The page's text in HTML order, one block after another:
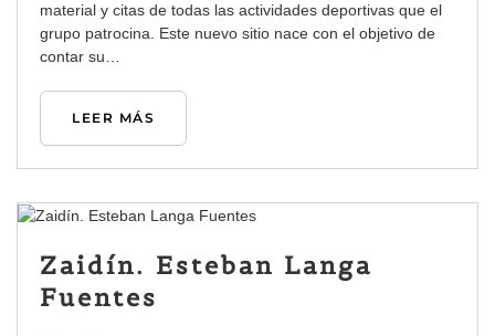
material y citas de todas las actividades deportivas que el
grupo patrocina. Este nuevo sitio nace con el objetivo de
contar su…
LEER MÁS
Zaidín. Esteban Langa
Fuentes